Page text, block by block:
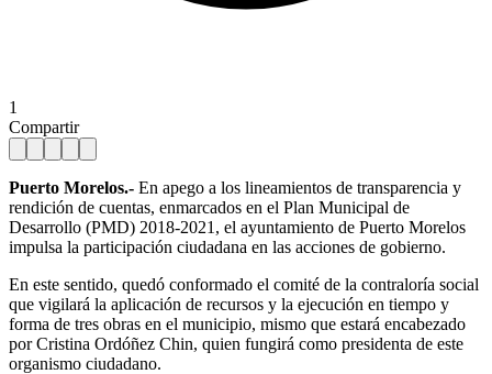
1
Compartir
Puerto Morelos.- En apego a los lineamientos de transparencia y
rendición de cuentas, enmarcados en el Plan Municipal de
Desarrollo (PMD) 2018-2021, el ayuntamiento de Puerto Morelos
impulsa la participación ciudadana en las acciones de gobierno.
En este sentido, quedó conformado el comité de la contraloría social
que vigilará la aplicación de recursos y la ejecución en tiempo y
forma de tres obras en el municipio, mismo que estará encabezado
por Cristina Ordóñez Chin, quien fungirá como presidenta de este
organismo ciudadano.